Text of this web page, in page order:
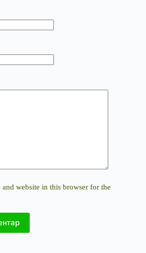
and website in this browser for the